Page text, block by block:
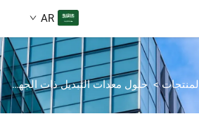
AR
بحث
سلسلة GPM2.1 معدات التبديل منخفضة
>حلول معدات التبديل ذات الجهد المنخفض